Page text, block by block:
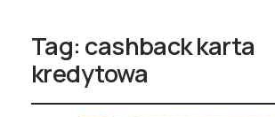
Tag: cashback karta
kredytowa